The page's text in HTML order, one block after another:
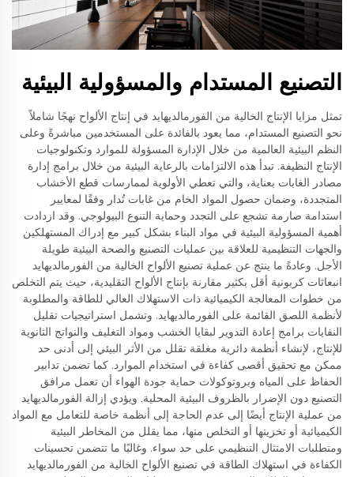
التصنيع المستدام والمسؤولية البيئية
تمثل مزايا الإنتاج الخالية من الفورمالديهايد في إنتاج الألواح نهجًا شاملاً
نحو التصنيع المستدام، مما يعود بالفائدة على المستخدمين مباشرةً وعلى
النظم البيئية العالمية من خلال الإدارة المسؤولة للموارد وتكنولوجيات
الإنتاج النظيفة. تبدأ هذه الالتزامات بالرعاية البيئية من خلال برامج إدارة
مصادر الغابات بعناية، والتي تعطي الأولوية لممارسات قطع الأخشاب
المتجددة، وضمان حصول المواد الخام من غابات تُدار وفقًا لمعايير
استدامة صارمة تشجع على التجدد وحماية التنوع البيولوجي. وقد ازدادت
أهمية المسؤولية البيئية في مواد البناء بشكل كبير مع إدراك المستهلكين
والجهات التنظيمية للعلاقة بين عمليات التصنيع والصحة البيئية طويلة
الأجل. وعادةً ما ينتج عن عملية تصنيع الألواح الخالية من الفورمالديهايد
انبعاثات كربونية أقل بكثير مقارنة بإنتاج الألواح التقليدية، حيث يتم التخلص
من خطوات المعالجة الكيميائية ذات الاستهلاك العالي للطاقة والمطلوبة
لأنظمة اللصق القائمة على الفورمالديهايد. وتشمل استراتيجيات تقليل
النفايات برامج إعادة التدوير لبقايا الخشب ومواد التغليف والنواتج الثانوية
للإنتاج، لإنشاء أنظمة دائرية مغلقة تقلل من الأثر البيئي إلى أدنى حد
ممكن مع تحقيق أقصى كفاءة في استخدام الموارد. كما تضمن تدابير
الحفاظ على المياه وبروتوكولات حماية جودة الهواء أن تعمل مرافق
التصنيع دون الإضرار بالظروف البيئية المحلية. ويؤدي إزالة الفورمالديهايد
من عملية الإنتاج أيضًا إلى عدم الحاجة إلى أنظمة خاصة للتعامل مع المواد
الكيميائية أو تخزينها أو التخلص منها، مما يقلل من المخاطر البيئية
ومتطلبات الامتثال التنظيمي على حد سواء. وغالبًا ما تتضمن تحسينات
الكفاءة في استهلاك الطاقة في تصنيع الألواح الخالية من الفورمالديهايد